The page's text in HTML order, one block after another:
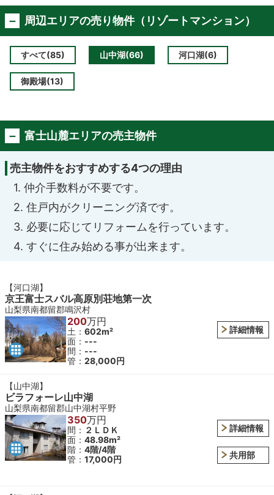
周辺エリアの売り物件（リゾートマンション）
すべて(85) 山中湖(66) 河口湖(6)
御殿場(13)
富士山麓エリアの売主物件
売主物件をおすすめする4つの理由
1. 仲介手数料が不要です。
2. 住戸内がクリーニング済です。
3. 必要に応じてリフォームを行っています。
4. すぐに住み始める事が出来ます。
【河口湖】
京王富士スバル高原別荘地第一次
山梨県南都留郡鳴沢村
200万円
土： 602m²
面： ---
間： ---
管： 28,000円
詳細情報
【山中湖】
ビラフォーレ山中湖
山梨県南都留郡山中湖村平野
350万円
間： ２ＬＤＫ
面： 48.98m²
階： 4階/4階
管： 17,000円
詳細情報
共用部